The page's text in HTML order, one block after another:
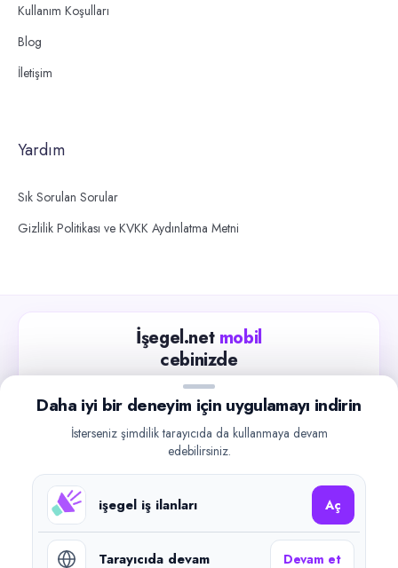
Kullanım Koşulları
Blog
İletişim
Yardım
Sık Sorulan Sorular
Gizlilik Politikası ve KVKK Aydınlatma Metni
İşegel.net mobil
cebinizde
Güncel iş ilanlarını takip edin, işverenlerle hızlıca
iletişime geçin.
Google Play
©2026işegel.net. Tüm hakları saklıdır.
Daha iyi bir deneyim için uygulamayı indirin
İsterseniz şimdilik tarayıcıda da kullanmaya devam
edebilirsiniz.
işegel iş ilanları Aç
Tarayıcıda devam Devam et